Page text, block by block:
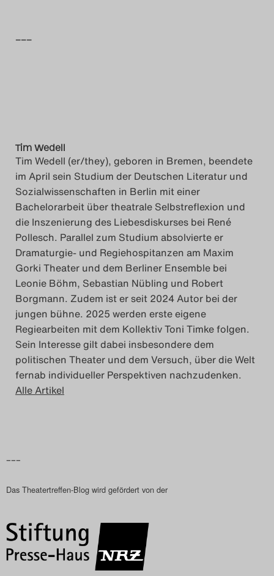
–––
Tim Wedell
Tim Wedell (er/they), geboren in Bremen, beendete
im April sein Studium der Deutschen Literatur und
Sozialwissenschaften in Berlin mit einer
Bachelorarbeit über theatrale Selbstreflexion und
die Inszenierung des Liebesdiskurses bei René
Pollesch. Parallel zum Studium absolvierte er
Dramaturgie- und Regiehospitanzen am Maxim
Gorki Theater und dem Berliner Ensemble bei
Leonie Böhm, Sebastian Nübling und Robert
Borgmann. Zudem ist er seit 2024 Autor bei der
jungen bühne. 2025 werden erste eigene
Regiearbeiten mit dem Kollektiv Toni Timke folgen.
Sein Interesse gilt dabei insbesondere dem
politischen Theater und dem Versuch, über die Welt
fernab individueller Perspektiven nachzudenken.
Alle Artikel
–––
Das Theatertreffen-Blog wird gefördert von der